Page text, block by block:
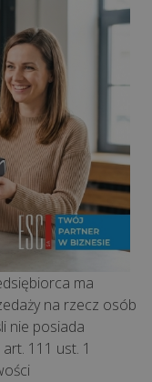
ma
na rzecz osób
nie posiada
111 ust. 1